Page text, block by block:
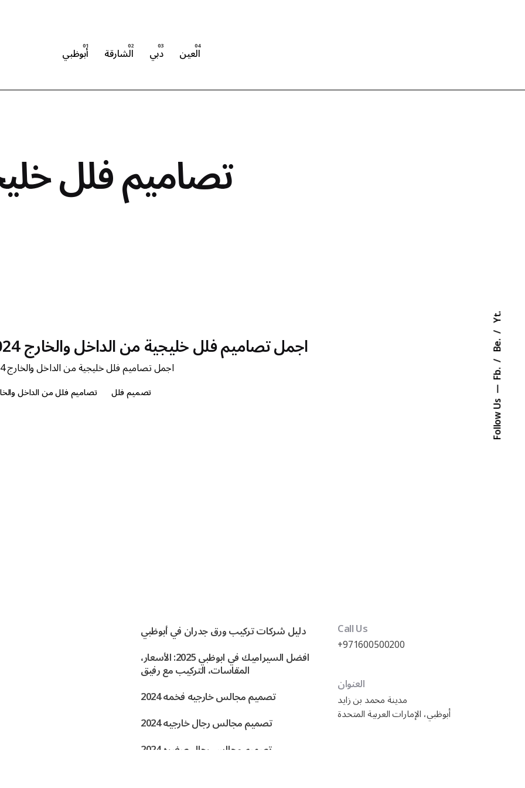
Follow Us
Fb.
Be.
Yt.
أبوظبي الشارقة دبي العين
تصاميم فلل
اجمل تصاميم فلل خليجية من الداخل والخارج 2024
اجمل تصاميم فلل خليجية من الداخل والخارج 2024
تصاميم فلل من الداخل تصميم فلل
دليل شركات تركيب ورق جدران في أبوظبي
افضل السيراميك في ابوظبي 2025: الأسعار،
المقاسات، التركيب مع رفيق
تصميم مجالس خارجيه فخمه 2024
تصميم مجالس رجال خارجيه 2024
تصميم مجالس رجال صغيره 2024
Call Us
+971600500200
العنوان
مدينة محمد بن زايد
أبوظبي، الإمارات العربية المتحدة